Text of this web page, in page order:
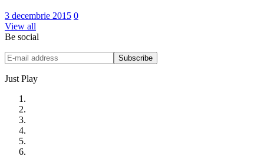
3 decembrie 2015 0
View all
Be social
Just Play